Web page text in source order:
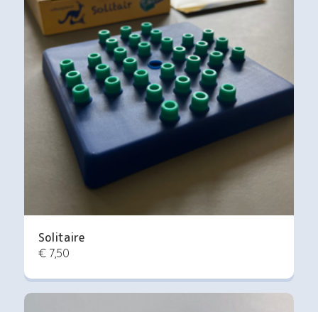
Solitaire
€ 7,50